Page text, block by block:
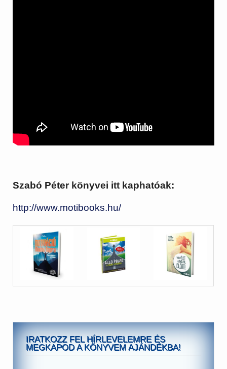
Szabó Péter könyvei itt kaphatóak:
http://www.motibooks.hu/
IRATKOZZ FEL HÍRLEVELEMRE ÉS
MEGKAPOD A KÖNYVEM AJÁNDÉKBA!